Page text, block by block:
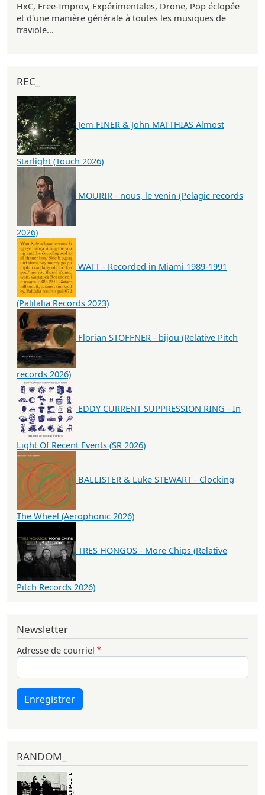
HxC, Free-Improv, Expérimentales, Drone, Pop éclopée
et d'une manière générale à toutes les musiques de
traviole...
REC_
Jem FINER & John MATTHIAS Almost
Starlight (Touch 2026)
MOURIR - nous, le venin (Pelagic records
2026)
WATT - Recorded in Miami 1989-1991
(Palilalia Records 2023)
Florian STOFFNER - bijou (Relative Pitch
records 2026)
EDDY CURRENT SUPPRESSION RING - In
Light Of Recent Events (SR 2026)
BALLISTER & Luke STEWART - Clocking
The Wheel (Aerophonic 2026)
TRES HONGOS - More Chips (Relative
Pitch Records 2026)
Newsletter
Adresse de courriel
Enregistrer
RANDOM_